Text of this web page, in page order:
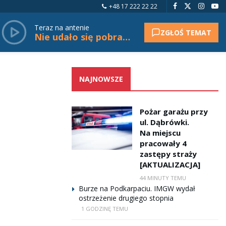
+48 17 222 22 22
Teraz na antenie
Nie udało się pobrać tytułu. ZGŁOŚ TEMAT
NAJNOWSZE
Pożar garażu przy
ul. Dąbrówki.
Na miejscu
pracowały 4
zastępy straży
[AKTUALIZACJA]
44 MINUTY TEMU
Burze na Podkarpaciu. IMGW wydał
ostrzeżenie drugiego stopnia
1 GODZINĘ TEMU